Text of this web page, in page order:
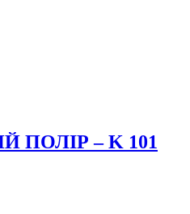
ПОЛІР – K 101